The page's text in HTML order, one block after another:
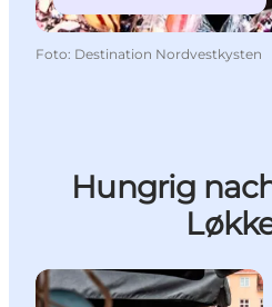
Foto: Destination Nordvestkysten
Hungrig